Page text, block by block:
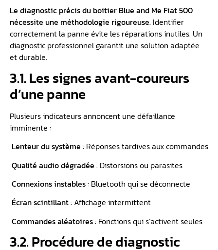
Le diagnostic précis du boitier Blue and Me Fiat 500
nécessite une méthodologie rigoureuse. Identifier
correctement la panne évite les réparations inutiles. Un
diagnostic professionnel garantit une solution adaptée
et durable.
3.1. Les signes avant-coureurs
d’une panne
Plusieurs indicateurs annoncent une défaillance
imminente :
Lenteur du système : Réponses tardives aux commandes
Qualité audio dégradée : Distorsions ou parasites
Connexions instables: Bluetooth qui se déconnecte
Écran scintillant: Affichage intermittent
Commandes aléatoires: Fonctions qui s’activent seules
3.2. Procédure de diagnostic